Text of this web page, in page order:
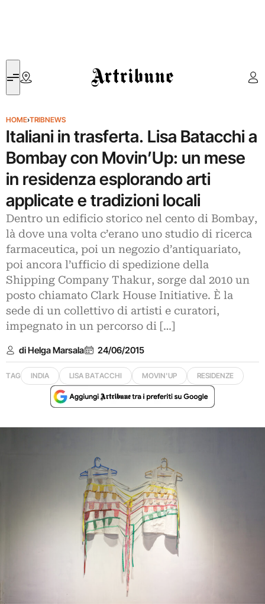
Artribune
HOME›TRIBNEWS
Italiani in trasferta. Lisa Batacchi a
Bombay con Movin’Up: un mese
in residenza esplorando arti
applicate e tradizioni locali
Dentro un edificio storico nel cento di Bombay,
là dove una volta c’erano uno studio di ricerca
farmaceutica, poi un negozio d’antiquariato,
poi ancora l’ufficio di spedizione della
Shipping Company Thakur, sorge dal 2010 un
posto chiamato Clark House Initiative. È la
sede di un collettivo di artisti e curatori,
impegnato in un percorso di […]
di Helga Marsala 24/06/2015
TAG INDIA LISA BATACCHI MOVIN'UP RESIDENZE